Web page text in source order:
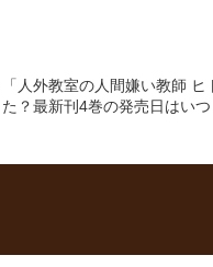
「人外教室の人間嫌い教師
た？最新刊4巻の発売日はい